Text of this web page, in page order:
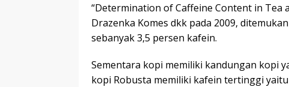
“Determination of Caffeine Content in Tea
Drazenka Komes dkk pada 2009,
sebanyak 3,5 persen kafein.
Sementara kopi memiliki kandungan kopi
kopi Robusta memiliki kafein tertinggi